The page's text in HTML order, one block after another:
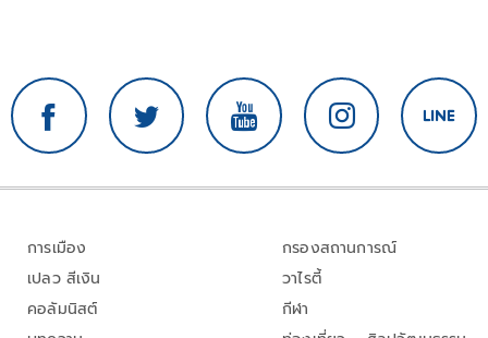
การเมือง
เปลว สีเงิน
คอลัมนิสต์
กรองสถานการณ์
วาไรตี้
กีฬา